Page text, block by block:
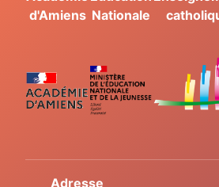
d'Amiens Nationale
Adresse